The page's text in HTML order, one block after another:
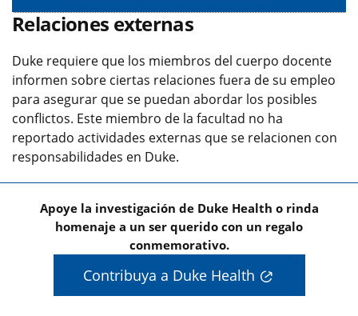
Relaciones externas
Duke requiere que los miembros del cuerpo docente
informen sobre ciertas relaciones fuera de su empleo
para asegurar que se puedan abordar los posibles
conflictos. Este miembro de la facultad no ha
reportado actividades externas que se relacionen con
responsabilidades en Duke.
Apoye la investigación de Duke Health o rinda
homenaje a un ser querido con un regalo
conmemorativo.
Contribuya a Duke Health